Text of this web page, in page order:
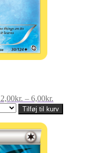
2,00kr. – 6,00kr.
2,00kr.
til
Tilføj til kurv